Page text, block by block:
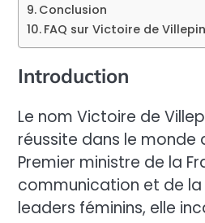
Conclusion
FAQ sur Victoire de Villepin
Introduction
Le nom Victoire de
réussite dans le monde
Premier ministre de la
communication et de la
leaders féminins, elle